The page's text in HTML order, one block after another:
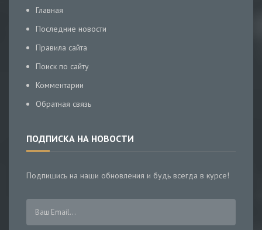
Главная
Последние новости
Правила сайта
Поиск по сайту
Комментарии
Обратная связь
ПОДПИСКА НА НОВОСТИ
Подпишись на наши обновления и будь всегда в курсе!